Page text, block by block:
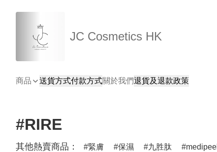
JC Cosmetics HK
商品 送貨方式付款方式關於我們退貨及退款政策
#RIRE
其他熱賣商品： 緊膚 保濕 九胜肽 medipeel